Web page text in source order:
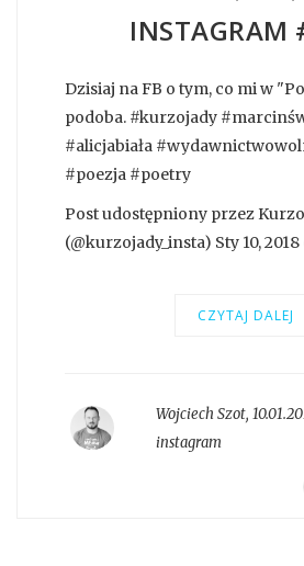
INSTAGRAM
Dzisiaj na FB o tym, co mi w
podoba. #kurzojady
#alicjabiała
#poezja #poetry
Post udostępniony przez
(@kurzojady_insta) Sty 10, 2018
CZYTAJ DALEJ
Wojciech Szot,
instagram